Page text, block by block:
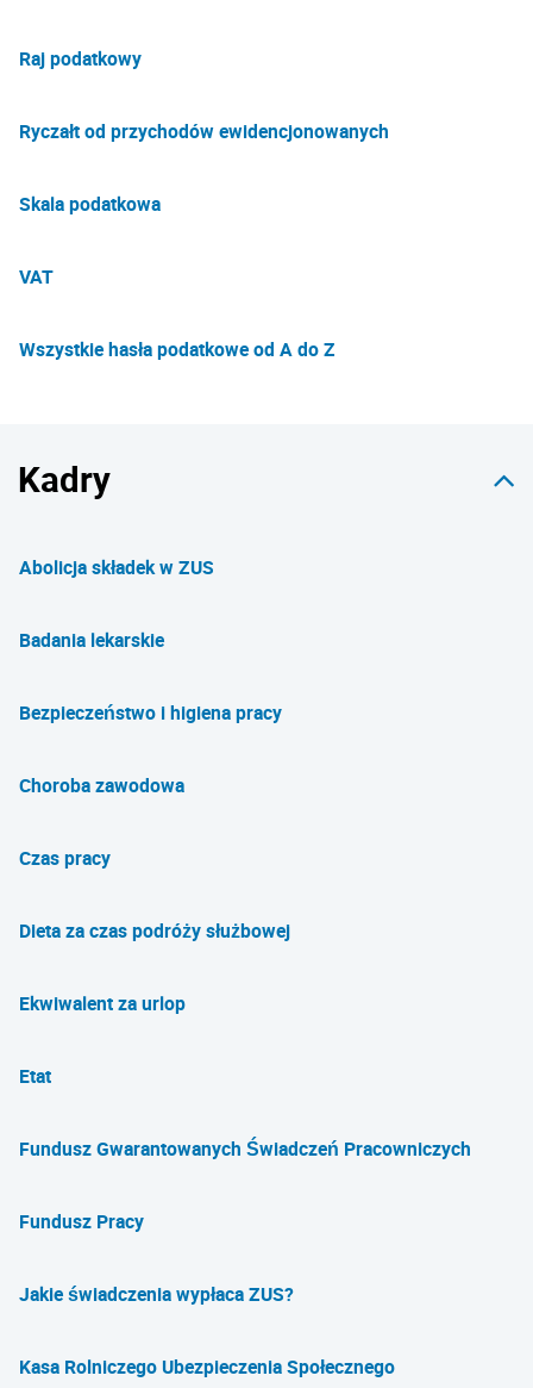
Raj podatkowy
Ryczałt od przychodów ewidencjonowanych
Skala podatkowa
VAT
Wszystkie hasła podatkowe od A do Z
Kadry
Abolicja składek w ZUS
Badania lekarskie
Bezpieczeństwo i higiena pracy
Choroba zawodowa
Czas pracy
Dieta za czas podróży służbowej
Ekwiwalent za urlop
Etat
Fundusz Gwarantowanych Świadczeń Pracowniczych
Fundusz Pracy
Jakie świadczenia wypłaca ZUS?
Kasa Rolniczego Ubezpieczenia Społecznego